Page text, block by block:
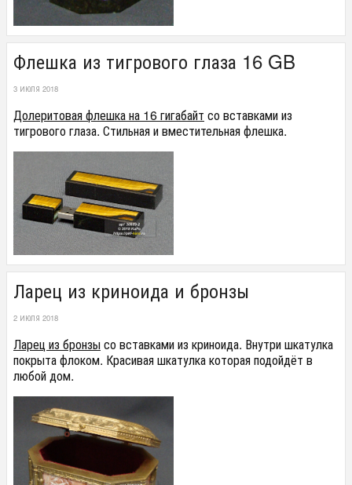
Флешка из тигрового глаза 16 GB
3 ИЮЛЯ 2018
Долеритовая флешка на 16 гигабайт со вставками из
тигрового глаза. Стильная и вместительная флешка.
Ларец из криноида и бронзы
2 ИЮЛЯ 2018
Ларец из бронзысо вставками из криноида. Внутри шкатулка
покрыта флоком. Красивая шкатулка которая подойдёт в
любой дом.